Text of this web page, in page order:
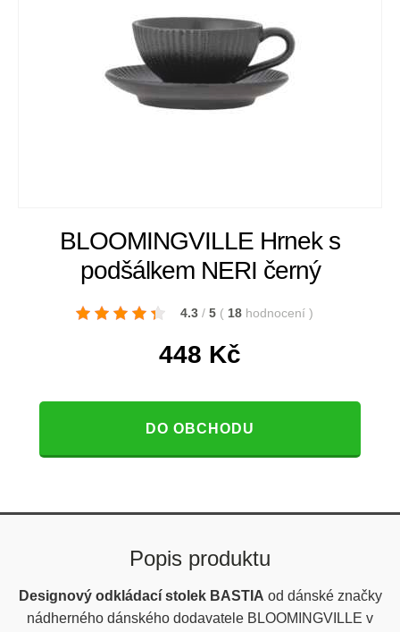
BLOOMINGVILLE Hrnek s
podšálkem NERI černý
4.3 / 5 ( 18 hodnocení )
448 Kč
DO OBCHODU
Popis produktu
Designový odkládací stolek BASTIA od dánské značky
nádherného dánského dodavatele BLOOMINGVILLE v